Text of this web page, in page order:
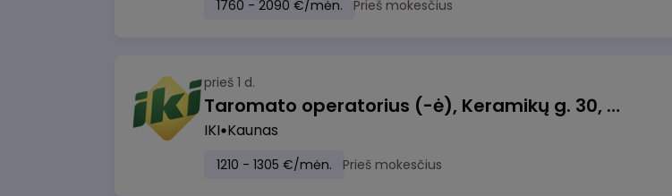
1760 - 2090 €/mėn. Prieš mokesčius
prieš 1 d.
Taromato operatorius (-ė), Keramikų g. 30, Neveronys
IKI Kaunas
1210 - 1305 €/mėn. Prieš mokesčius